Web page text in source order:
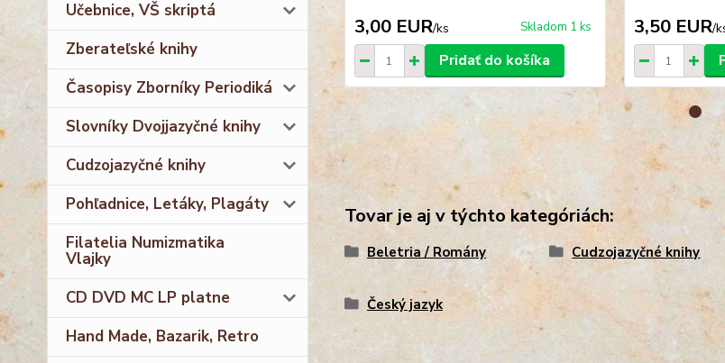
Učebnice, VŠ skriptá
Zberateľské knihy
Časopisy Zborníky Periodiká
Slovníky Dvojjazyčné knihy
Cudzojazyčné knihy
Pohľadnice, Letáky, Plagáty
Filatelia Numizmatika
Vlajky
CD DVD MC LP platne
Hand Made, Bazarik, Retro
3,00 EUR/ks Skladom 1 ks
Pridať do košíka
3,50 EUR/
Tovar je aj v týchto kategóriách:
Beletria / Romány Cudzojazyčné knihy
Český jazyk